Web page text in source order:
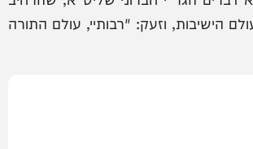
הישיבות, וזעק: "רבותיי, עולם התורה